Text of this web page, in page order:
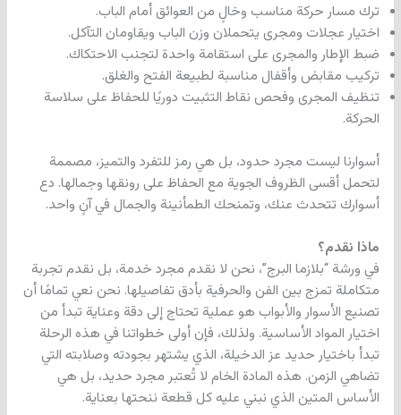
ترك مسار حركة مناسب وخالٍ من العوائق أمام الباب.
اختيار عجلات ومجرى يتحملان وزن الباب ويقاومان التآكل.
ضبط الإطار والمجرى على استقامة واحدة لتجنب الاحتكاك.
تركيب مقابض وأقفال مناسبة لطبيعة الفتح والغلق.
تنظيف المجرى وفحص نقاط التثبيت دوريًا للحفاظ على سلاسة
الحركة.
أسوارنا ليست مجرد حدود، بل هي رمز للتفرد والتميز، مصممة
لتحمل أقسى الظروف الجوية مع الحفاظ على رونقها وجمالها. دع
أسوارك تتحدث عنك، وتمنحك الطمأنينة والجمال في آنٍ واحد.
ماذا نقدم؟
في ورشة “بلازما البرج”، نحن لا نقدم مجرد خدمة، بل نقدم تجربة
متكاملة تمزج بين الفن والحرفية بأدق تفاصيلها. نحن نعي تمامًا أن
تصنيع الأسوار والأبواب هو عملية تحتاج إلى دقة وعناية تبدأ من
اختيار المواد الأساسية. ولذلك، فإن أولى خطواتنا في هذه الرحلة
تبدأ باختيار حديد عز الدخيلة، الذي يشتهر بجودته وصلابته التي
تضاهي الزمن. هذه المادة الخام لا تُعتبر مجرد حديد، بل هي
الأساس المتين الذي نبني عليه كل قطعة ننحتها بعناية.